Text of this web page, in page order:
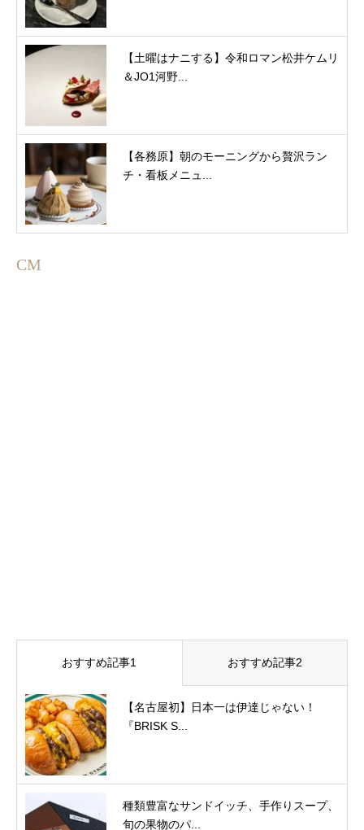
【土曜はナニする】令和ロマン松井ケムリ
＆JO1河野...
【各務原】朝のモーニングから贅沢ラン
チ・看板メニュ...
CM
おすすめ記事1 おすすめ記事2
【名古屋初】日本一は伊達じゃない！
『BRISK S...
種類豊富なサンドイッチ、手作りスープ、
旬の果物のパ...